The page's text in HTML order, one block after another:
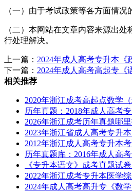
（一）由于考试政策等各方面情
（二）本网站在文章内容来源出
行处理解决。
上一篇： 2024年成人高考专升本《
下一篇： 2024年成人高考高起专《
相关推荐
2020年浙江成考高起点数学
历年真题：2018年成人高考
2026年浙江成考历年真题哪
2023年浙江省成人高考专升
2012年浙江成人高考专升本
历年真题库：2016年成人高
《专升本语文》成考真题试
2022年浙江成考专升本医学
2024年成人高考高升专《数